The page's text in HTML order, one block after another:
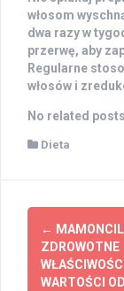
włosom
dwa razy w
przerwę, aby
Regularne
włosów i
No related
Dieta
Post
←
ZDROWOTNE
WŁAŚCIWOŚCI
WARTOŚCI